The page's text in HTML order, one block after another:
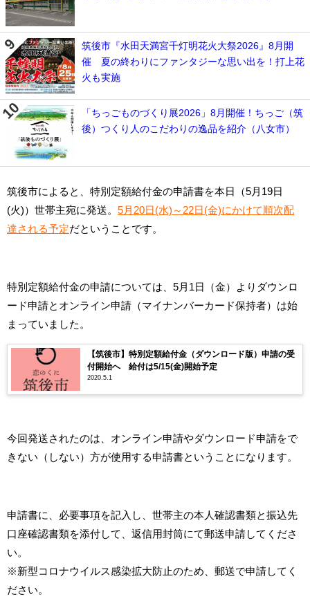
筑後市『水田天満宮千灯明花火大祭2026』8月開
催 夏の終わりにファンタジーな思い出を！打上花
火も実施
「ちっごものづくり展2026」8月開催！ちっご（筑
後）つくり人のこだわりの逸品を紹介（八女市）
筑後市によると、特別定額給付金の申請書を本日（5月19日
(火)）世帯主宛に発送。 5月20日(水)～22日(金)にかけて順次配
達される予定だということです。
特別定額給付金の申請については、5月1日（金）よりダウンロ
ード申請とオンライン申請（マイナンバーカード保持者）は始
まっていました。
【筑後市】特別定額給付金（ダウンロード版）申請の受
付開始へ 給付は5/15(金)開始予定
2020.5.1
今回発送されたのは、オンライン申請やダウンロード申請をで
きない（しない）方が使用する申請書ということになります。
申請書に、必要事項を記入し、世帯主の本人確認書類と振込先
口座確認書類を添付して、返信用封筒にて郵送申請してくださ
い。
※新型コロナウイルス感染拡大防止のため、郵送で申請してく
ださい。